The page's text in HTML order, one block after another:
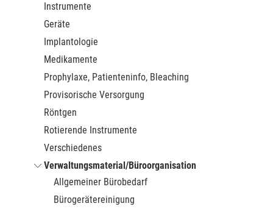
Instrumente
Geräte
Implantologie
Medikamente
Prophylaxe, Patienteninfo, Bleaching
Provisorische Versorgung
Röntgen
Rotierende Instrumente
Verschiedenes
Verwaltungsmaterial/Büroorganisation
Allgemeiner Bürobedarf
Bürogerätereinigung